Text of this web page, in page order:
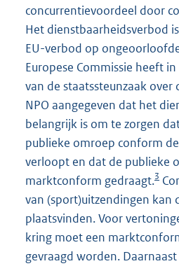
concurrentievoordeel door
Het dienstbaarheidsverbod
EU-verbod op
Europese Commissie heeft
van de staatssteunzaak over
NPO aangegeven dat het
belangrijk is om te zorgen
publieke omroep conform
verloopt en dat de publieke
marktconform gedraagt.3
van (sport)uitzendingen kan
plaatsvinden. Voor
kring moet een
gevraagd worden.